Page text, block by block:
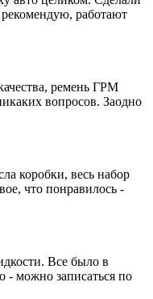
работают
ремень ГРМ
вопросов. Заодно
коробки, весь набор
что понравилось -
Все было в
- можно записаться по